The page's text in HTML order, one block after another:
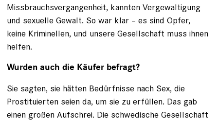
Missbrauchsvergangenheit, kannten Vergewaltigung
und sexuelle Gewalt. So war klar – es sind Opfer,
keine Kriminellen, und unsere Gesellschaft muss ihnen
helfen.
Wurden auch die Käufer befragt?
Sie sagten, sie hätten Bedürfnisse nach Sex, die
Prostituierten seien da, um sie zu erfüllen. Das gab
einen großen Aufschrei. Die schwedische Gesellschaft